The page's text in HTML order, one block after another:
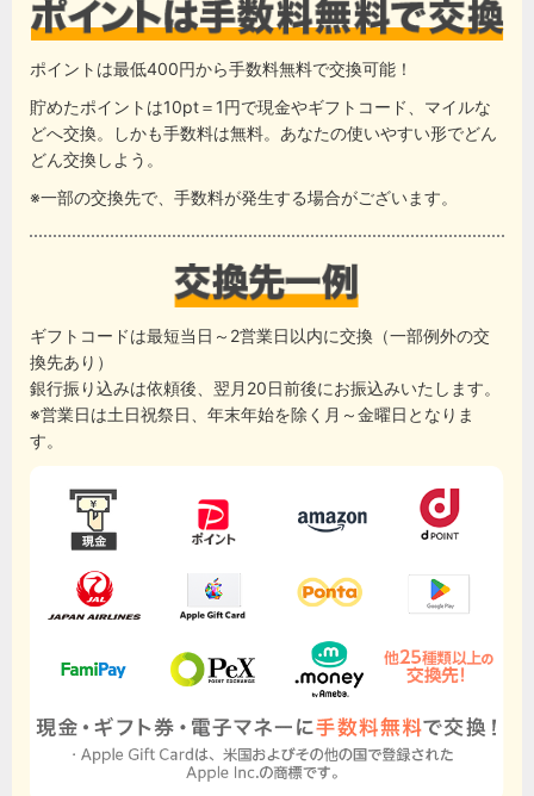
ポイントは最低400円から手数料無料で交換可能！
貯めたポイントは10pt＝1円で現金やギフトコード、マイルな
どへ交換。しかも手数料は無料。あなたの使いやすい形でどん
どん交換しよう。
※一部の交換先で、手数料が発生する場合がございます。
ギフトコードは最短当日～2営業日以内に交換（一部例外の交
換先あり）
銀行振り込みは依頼後、翌月20日前後にお振込みいたします。
※営業日は土日祝祭日、年末年始を除く月～金曜日となりま
す。